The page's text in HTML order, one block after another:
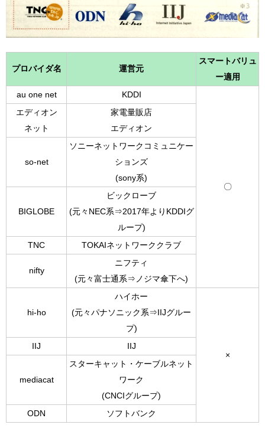
プロバイダ名 運営元
スマートバリュ
ー適用
au one net
KDDI
〇
エディオン
ネット
家電量販店
エディオン
so-net
ソニーネットワークコミュニケー
ションズ
(sony系)
BIGLOBE
ビックローブ
(元々NEC系⇒2017年よりKDDIグ
ループ)
TNC
TOKAIネットワーククラブ
nifty
ニフティ
(元々富士通系⇒ノジマ傘下へ)
hi-ho
ハイホー
(元々パナソニック系⇒IIJグルー
プ)
×
IIJ IIJ
mediacat
スターキャット・ケーブルネット
ワーク
(CNCIグループ)
ODN
ソフトバンク